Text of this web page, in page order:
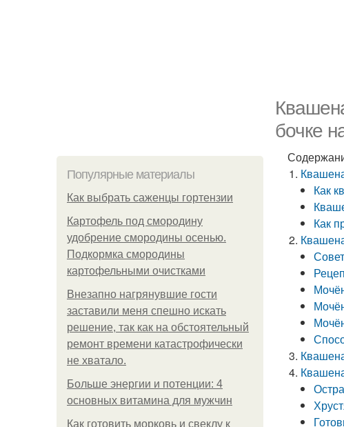
бочке
Популярные материалы
Как выбрать саженцы гортензии
Картофель под смородину
удобрение смородины осенью.
Подкормка смородины
картофельными очистками
Внезапно нагрянувшие гости
заставили меня спешно искать
решение, так как на обстоятельный
ремонт времени катастрофически
не хватало.
Больше энергии и потенции: 4
основных витамина для мужчин
Как готовить морковь и свеклу к
Как
Как